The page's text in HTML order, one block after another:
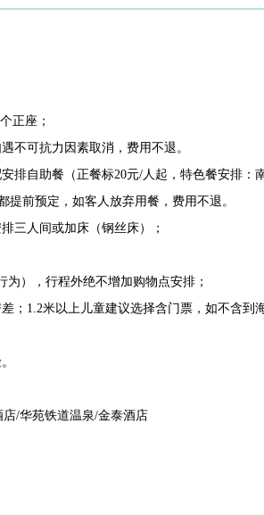
正座；
不可抗力因素取消，费用不退。
排自助餐（正餐标20元/人起，特色餐安排：
前预定，如客人放弃用餐，费用不退。
三人间或加床（钢丝床）；
），行程外绝不增加购物点安排；
；1.2米以上儿童建议选择含门票，如不含到
/华苑铁道温泉/金泰酒店